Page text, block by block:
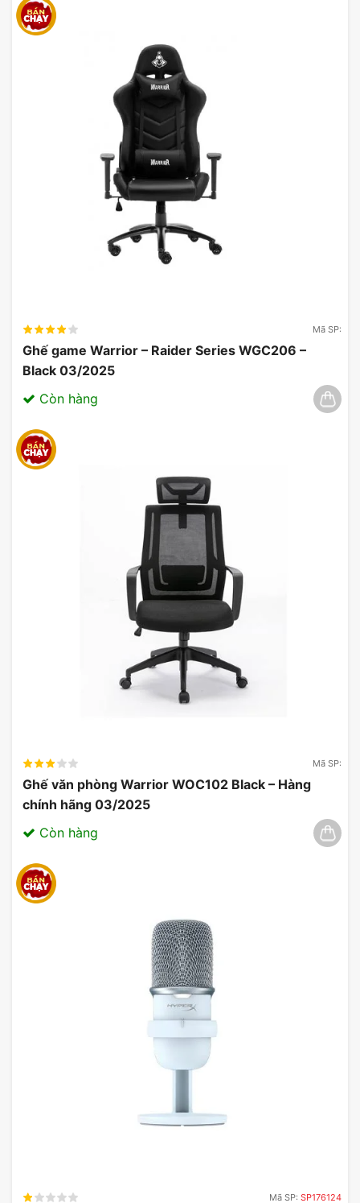
Mã SP:
Ghế game Warrior – Raider Series WGC206 –
Black 03/2025
Còn hàng
Mã SP:
Ghế văn phòng Warrior WOC102 Black – Hàng
chính hãng 03/2025
Còn hàng
Mã SP: SP176124